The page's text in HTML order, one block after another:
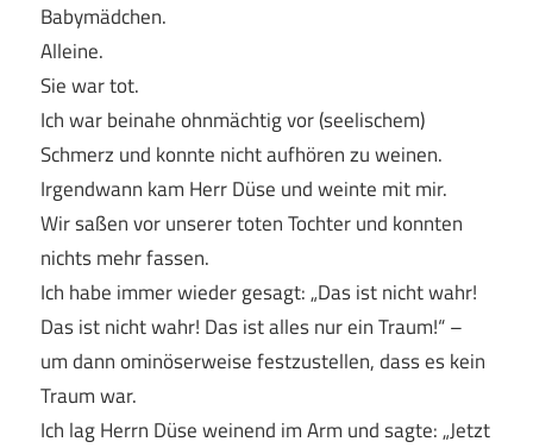
Babymädchen.
Alleine.
Sie war tot.
Ich war beinahe ohnmächtig vor (seelischem)
Schmerz und konnte nicht aufhören zu weinen.
Irgendwann kam Herr Düse und weinte mit mir.
Wir saßen vor unserer toten Tochter und konnten
nichts mehr fassen.
Ich habe immer wieder gesagt: „Das ist nicht wahr!
Das ist nicht wahr! Das ist alles nur ein Traum!“ –
um dann ominöserweise festzustellen, dass es kein
Traum war.
Ich lag Herrn Düse weinend im Arm und sagte: „Jetzt